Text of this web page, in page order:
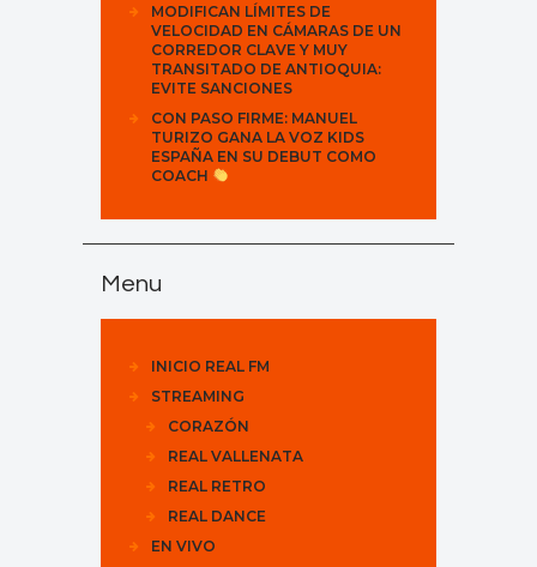
MODIFICAN LÍMITES DE
VELOCIDAD EN CÁMARAS DE UN
CORREDOR CLAVE Y MUY
TRANSITADO DE ANTIOQUIA:
EVITE SANCIONES
CON PASO FIRME: MANUEL
TURIZO GANA LA VOZ KIDS
ESPAÑA EN SU DEBUT COMO
COACH
Menu
INICIO REAL FM
STREAMING
CORAZÓN
REAL VALLENATA
REAL RETRO
REAL DANCE
EN VIVO